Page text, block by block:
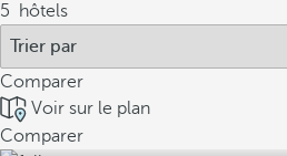
5
hôtels
Comparer
Voir sur le plan
Comparer